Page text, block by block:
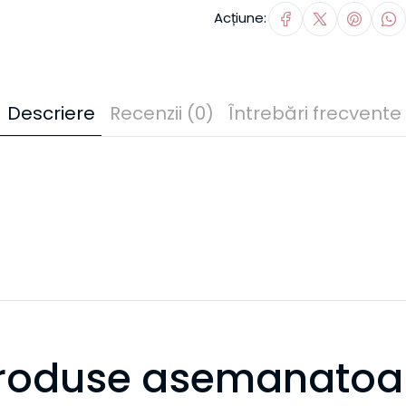
Acțiune:
Descriere Recenzii (0) Întrebări frecvente